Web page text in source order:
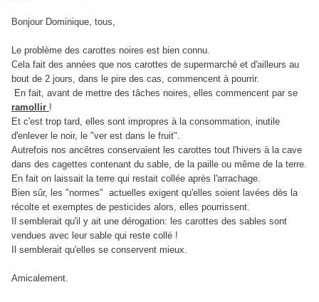
Bonjour Dominique, tous,
Le problème des carottes noires est bien connu.
Cela fait des années que nos carottes de supermarché et d'ailleurs au
bout de 2 jours, dans le pire des cas, commencent à pourrir.
En fait, avant de mettre des tâches noires, elles commencent par se
ramollir !
Et c'est trop tard, elles sont impropres à la consommation, inutile
d'enlever le noir, le "ver est dans le fruit".
Autrefois nos ancêtres conservaient les carottes tout l'hivers à la cave
dans des cagettes contenant du sable, de la paille ou même de la terre.
En fait on laissait la terre qui restait collée après l'arrachage.
Bien sûr, les "normes" actuelles exigent qu'elles soient lavées dès la
récolte et exemptes de pesticides alors, elles pourrissent.
Il semblerait qu'il y ait une dérogation: les carottes des sables sont
vendues avec leur sable qui reste collé !
Il semblerait qu'elles se conservent mieux.
Amicalement.